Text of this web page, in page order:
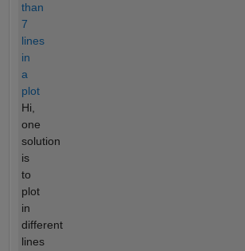
than
7
lines
in
a
plot
Hi,
one
solution
is
to
plot
in
different
lines